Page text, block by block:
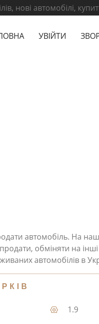
нові автомобілі,
УВІЙТИ
автомобіль. На
обміняти на інші
автомобілів в
1.9